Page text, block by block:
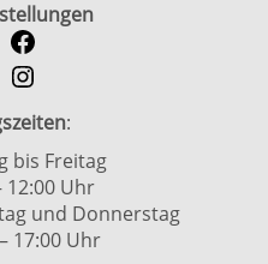
:
bis Freitag
12:00 Uhr
und Donnerstag
17:00 Uhr